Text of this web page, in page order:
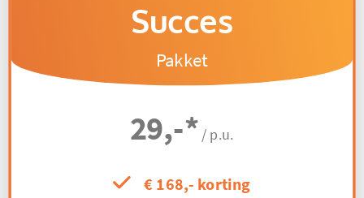
Succes
Pakket
29,-* / p.u.
€ 168,- korting